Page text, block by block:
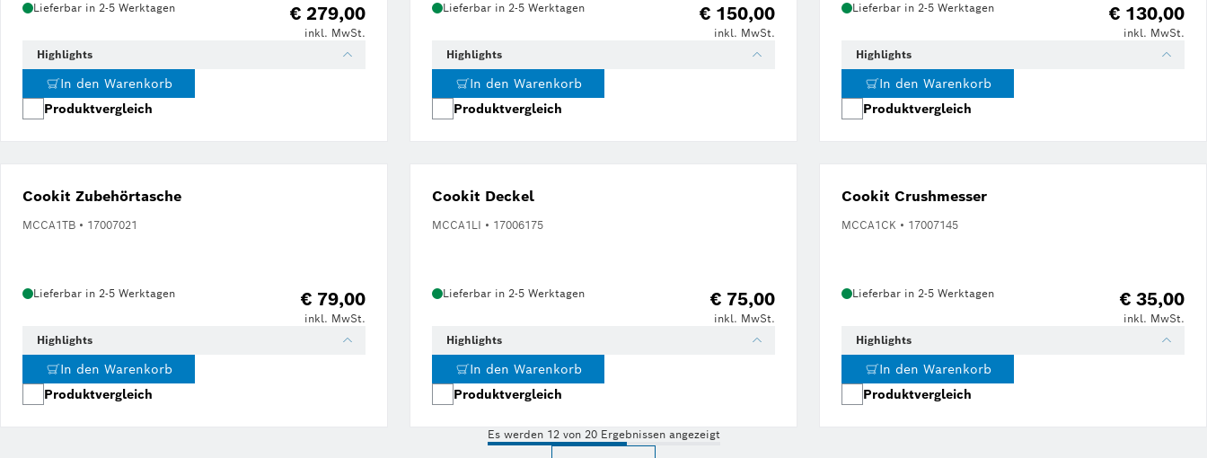
Lieferbar in 2-5 Werktagen € 279,00
inkl. MwSt.
Highlights
In den Warenkorb
Produktvergleich
Lieferbar in 2-5 Werktagen € 150,00
inkl. MwSt.
Highlights
In den Warenkorb
Produktvergleich
Lieferbar in 2-5 Werktagen € 130,00
inkl. MwSt.
Highlights
In den Warenkorb
Produktvergleich
Cookit Zubehörtasche
MCCA1TB • 17007021
Lieferbar in 2-5 Werktagen € 79,00
inkl. MwSt.
Highlights
In den Warenkorb
Produktvergleich
Cookit Deckel
MCCA1LI • 17006175
Lieferbar in 2-5 Werktagen € 75,00
inkl. MwSt.
Highlights
In den Warenkorb
Produktvergleich
Cookit Crushmesser
MCCA1CK • 17007145
Lieferbar in 2-5 Werktagen € 35,00
inkl. MwSt.
Highlights
In den Warenkorb
Produktvergleich
Es werden 12 von 20 Ergebnissen angezeigt